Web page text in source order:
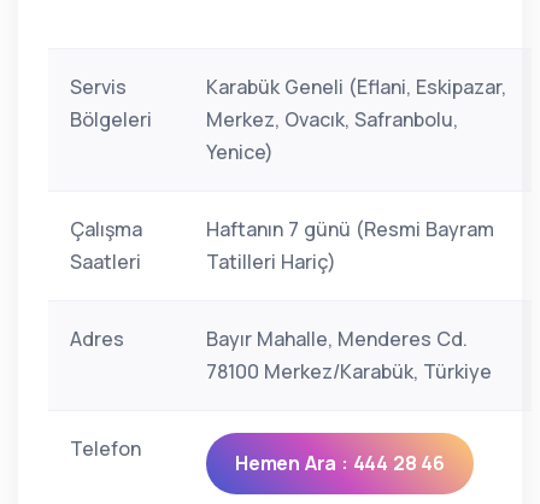
Servis
Bölgeleri
Karabük Geneli (Eflani, Eskipazar,
Merkez, Ovacık, Safranbolu,
Yenice)
Çalışma
Saatleri
Haftanın 7 günü (Resmi Bayram
Tatilleri Hariç)
Adres
Bayır Mahalle, Menderes Cd.
78100 Merkez/Karabük, Türkiye
Telefon
Hemen Ara : 444 28 46